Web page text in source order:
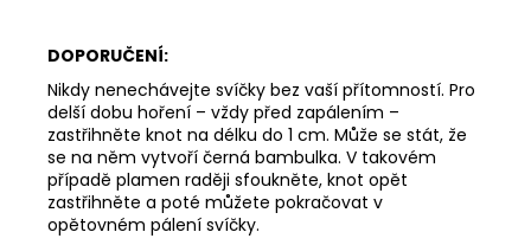
DOPORUČENÍ:
Nikdy nenechávejte svíčky bez vaší přítomností. Pro
delší dobu hoření – vždy před zapálením –
zastřihněte knot na délku do 1 cm. Může se stát, že
se na něm vytvoří černá bambulka. V takovém
případě plamen raději sfoukněte, knot opět
zastřihněte a poté můžete pokračovat v
opětovném pálení svíčky.